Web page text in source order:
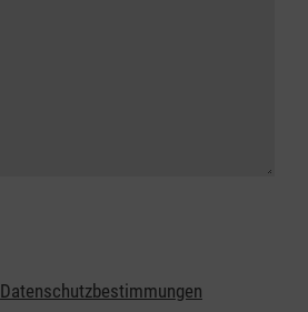
Datenschutzbestimmungen